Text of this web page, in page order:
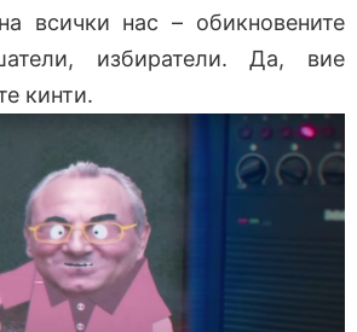
всички нас – обикновените
избиратели. Да, вие
кинти.